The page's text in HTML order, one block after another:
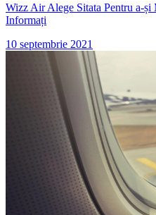
Wizz Air Alege Sitata Pentru a-și
Informați
10 septembrie 2021